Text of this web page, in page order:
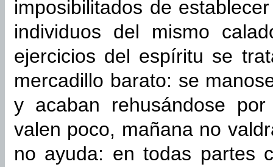
imposibilitados de
individuos del mismo
ejercicios del espíritu se
mercadillo barato: se
y acaban rehusándose
valen poco, mañana no
no ayuda: en todas partes